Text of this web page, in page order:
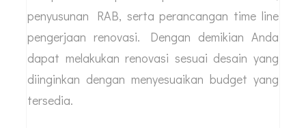
penyusunan RAB, serta perancangan time line
pengerjaan renovasi. Dengan demikian Anda
dapat melakukan renovasi sesuai desain yang
diinginkan dengan menyesuaikan budget yang
tersedia.